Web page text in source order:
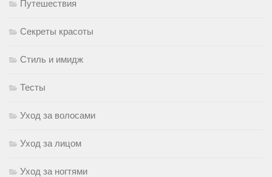
Путешествия
Секреты красоты
Стиль и имидж
Тесты
Уход за волосами
Уход за лицом
Уход за ногтями